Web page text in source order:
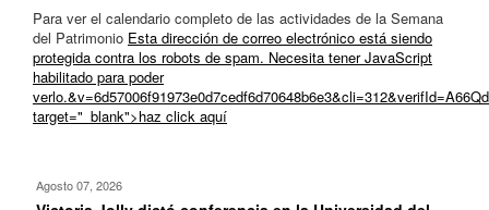
Para ver el calendario completo de las actividades de la Semana
del Patrimonio Esta dirección de correo electrónico está siendo
protegida contra los robots de spam. Necesita tener JavaScript
habilitado para poder
verlo.
target="_blank">haz click aquí
Agosto 07, 2026